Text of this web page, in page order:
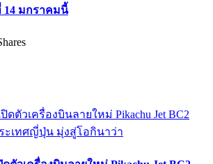
14 มกราคมนี้